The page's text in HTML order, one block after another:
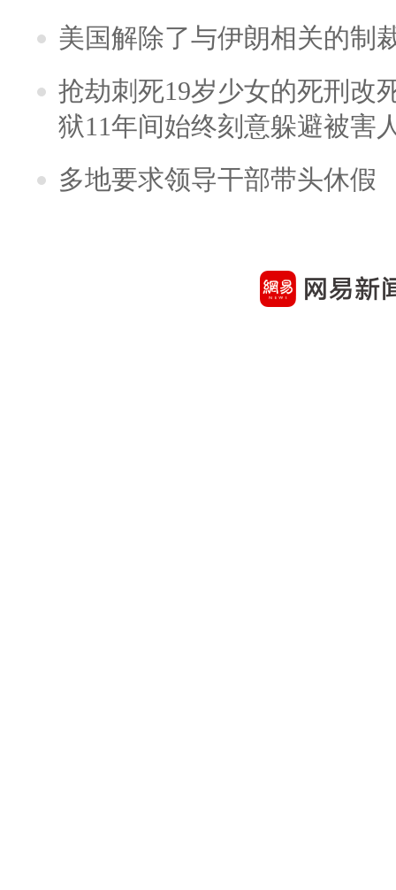
美国解除了与伊朗相关的制
抢劫刺死19岁少女的死刑改
狱11年间始终刻意躲避被害
多地要求领导干部带头休假